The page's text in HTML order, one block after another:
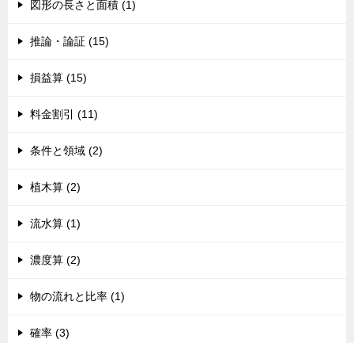
図形の長さと面積 (1)
推論・論証 (15)
損益算 (15)
料金割引 (11)
条件と領域 (2)
植木算 (2)
流水算 (1)
濃度算 (2)
物の流れと比率 (1)
確率 (3)